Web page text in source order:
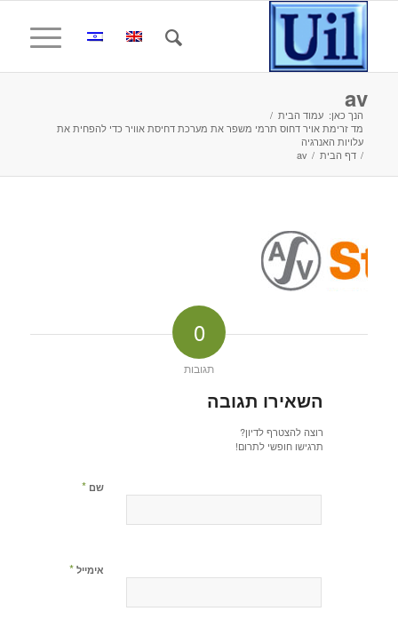
av
הנך כאן: עמוד הבית /
מד זרימת אויר דחוס תרמי משפר את מערכת דחיסת אוויר כדי להפחית את
עלויות האנרגיה
/ דף הבית /
av
0
תגובות
השאירו תגובה
רוצה להצטרף לדיון?
תרגישו חופשי לתרום!
שם *
אימייל *